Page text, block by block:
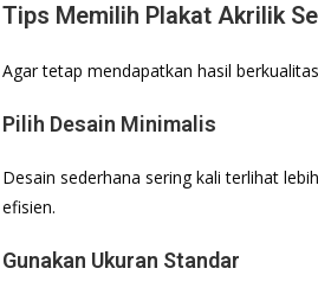
Tips Memilih Plakat Akrilik
Agar tetap mendapatkan hasil
Pilih Desain Minimalis
Desain sederhana sering kali terlihat
efisien.
Gunakan Ukuran Standar